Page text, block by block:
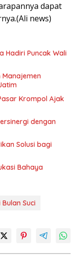
dapat
news)
Hadiri Puncak Wali
Krompol Ajak
dengan
Solusi bagi
Bahaya
Suci